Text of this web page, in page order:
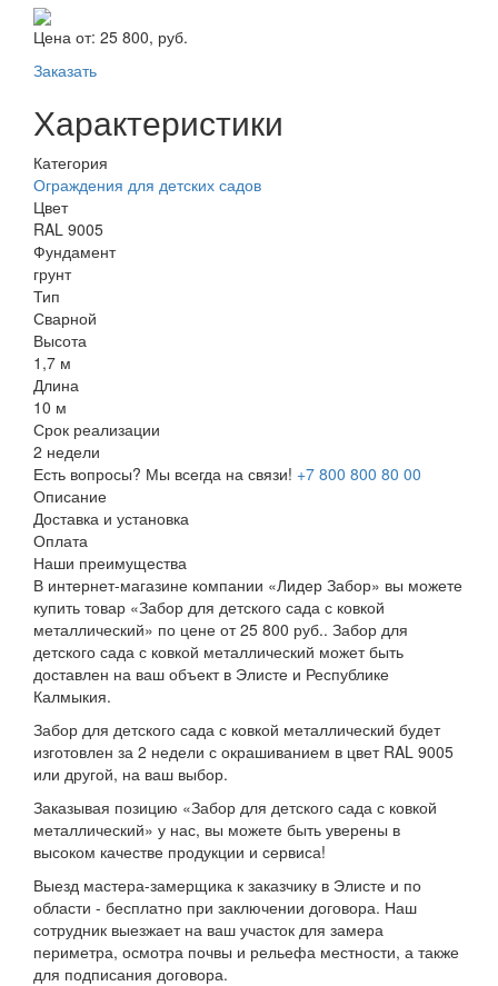
Цена от: 25 800, руб.
Заказать
Характеристики
Категория
Ограждения для детских садов
Цвет
RAL 9005
Фундамент
грунт
Тип
Сварной
Высота
1,7 м
Длина
10 м
Срок реализации
2 недели
Есть вопросы? Мы всегда на связи! +7 800 800 80 00
Описание
Доставка и установка
Оплата
Наши преимущества
В интернет-магазине компании «Лидер Забор» вы можете
купить товар «Забор для детского сада с ковкой
металлический» по цене от 25 800 руб.. Забор для
детского сада с ковкой металлический может быть
доставлен на ваш объект в Элисте и Республике
Калмыкия.
Забор для детского сада с ковкой металлический будет
изготовлен за 2 недели с окрашиванием в цвет RAL 9005
или другой, на ваш выбор.
Заказывая позицию «Забор для детского сада с ковкой
металлический» у нас, вы можете быть уверены в
высоком качестве продукции и сервиса!
Выезд мастера-замерщика к заказчику в Элисте и по
области - бесплатно при заключении договора. Наш
сотрудник выезжает на ваш участок для замера
периметра, осмотра почвы и рельефа местности, а также
для подписания договора.